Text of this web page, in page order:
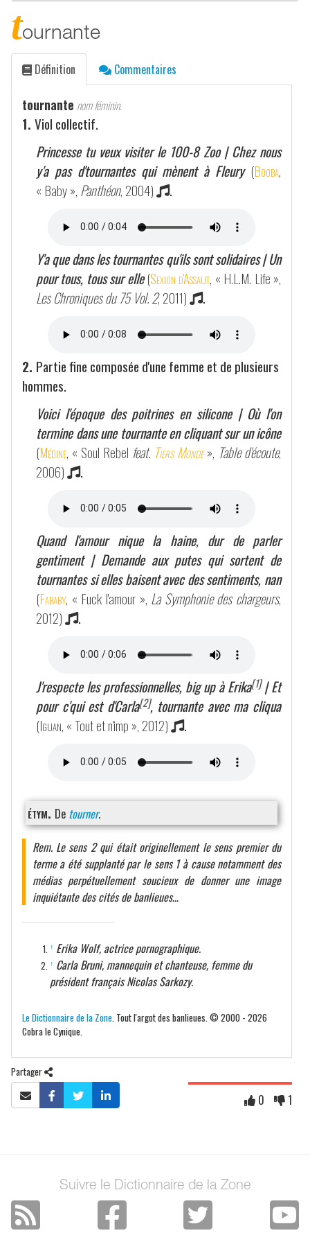
tournante
Définition Commentaires
tournante nom féminin.
1. Viol collectif.
Princesse tu veux visiter le 100-8 Zoo | Chez nous
y'a pas d'tournantes qui mènent à Fleury (Booba,
« Baby », Panthéon, 2004) .
Y'a que dans les tournantes qu'ils sont solidaires | Un
pour tous, tous sur elle (Sexion d'Assaut, « H.L.M. Life »,
Les Chroniques du 75 Vol. 2, 2011) .
2. Partie fine composée d'une femme et de plusieurs
hommes.
Voici l'époque des poitrines en silicone | Où l'on
termine dans une tournante en cliquant sur un icône
(Médine, « Soul Rebel feat. Tiers Monde», Table d'écoute,
2006)
.
Quand l'amour nique la haine, dur de parler
gentiment | Demande aux putes qui sortent de
tournantes si elles baisent avec des sentiments, nan
(Fababy, « Fuck l'amour », La Symphonie des chargeurs,
2012)
.
J'respecte les professionnelles, big up à Erika[1]| Et
pour c'qui est d'Carla[2], tournante avec ma cliqua
(Iguan, « Tout et n'imp », 2012) .
étym. De tourner.
Rem. Le sens 2 qui était originellement le sens premier du
terme a été supplanté par le sens 1 à cause notamment des
médias perpétuellement soucieux de donner une image
inquiétante des cités de banlieues…
↑ Erika Wolf, actrice pornographique.
↑ Carla Bruni, mannequin et chanteuse, femme du
président français Nicolas Sarkozy.
Le Dictionnaire de la Zone . Tout l'argot des banlieues. © 2000 - 2026
Cobra le Cynique.
Partager
0 1
Suivre le Dictionnaire de la Zone